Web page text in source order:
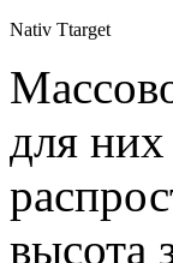
Nativ Ttarget
для
высота